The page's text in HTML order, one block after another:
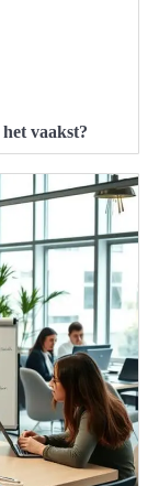
vaakst?